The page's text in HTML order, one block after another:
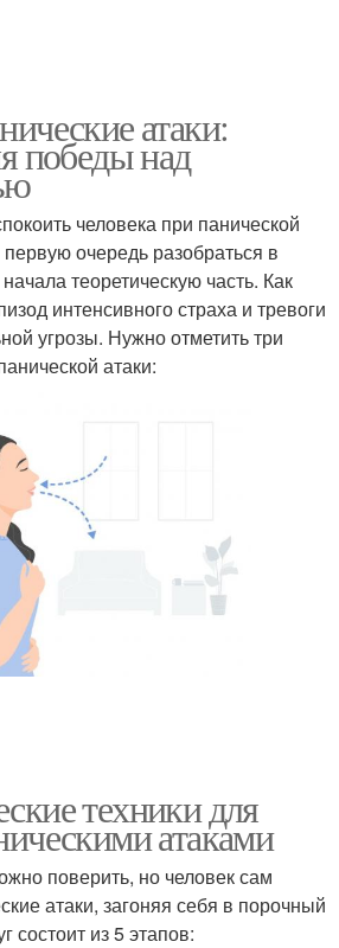
атаки:
победы над
человека при панической
очередь разобраться в
теоретическую часть. Как
интенсивного страха и тревоги
угрозы. Нужно отметить три
атаки:
техники для
атаками
поверить, но человек сам
атаки, загоняя себя в порочный
состоит из 5 этапов: